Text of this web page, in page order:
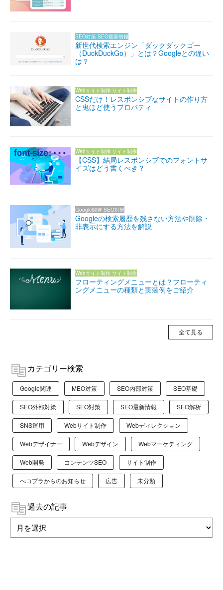
SEO対策 SEO最新情報
新世代検索エンジン「ダックダックゴー
（DuckDuckGo）」とは？Googleとの違い
は？
Webサイト制作 サイト制作
CSSだけ！レスポンシブなサイトの作り方
と鬼ほど使うプロパティ
Webサイト制作 サイト制作
【CSS】結局レスポンシブでのフォントサ
イズはどう書くべき？
Google関連 SEO対策
Googleの検索履歴を残さない方法や削除・
非表示にする方法を解説
Webサイト制作 サイト制作
フローティングメニューとは？フローティ
ングメニューの種類と実装例をご紹介
全て見る
カテゴリー検索
Google関連 MEO対策 SEO内部対策 SEO基礎
SEO外部対策 SEO対策 SEO最新情報 SEO解析
SNS運用 Webサイト制作 Webディレクション
Webデザイナー Webデザイン Webマーケティング
Web開発 コンテンツSEO サイト制作
ぺコプラからのお知らせ 広告 未分類
過去の記事